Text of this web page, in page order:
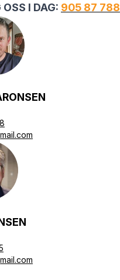
OSS I DAG: 905 87 788